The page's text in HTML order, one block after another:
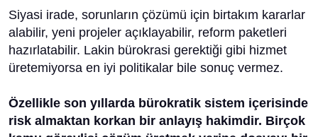
Siyasi irade, sorunların çözümü için birtakım kararlar
alabilir, yeni projeler açıklayabilir, reform paketleri
hazırlatabilir. Lakin bürokrasi gerektiği gibi hizmet
üretemiyorsa en iyi politikalar bile sonuç vermez.
Özellikle son yıllarda bürokratik sistem içerisinde
risk almaktan korkan bir anlayış hakimdir. Birçok